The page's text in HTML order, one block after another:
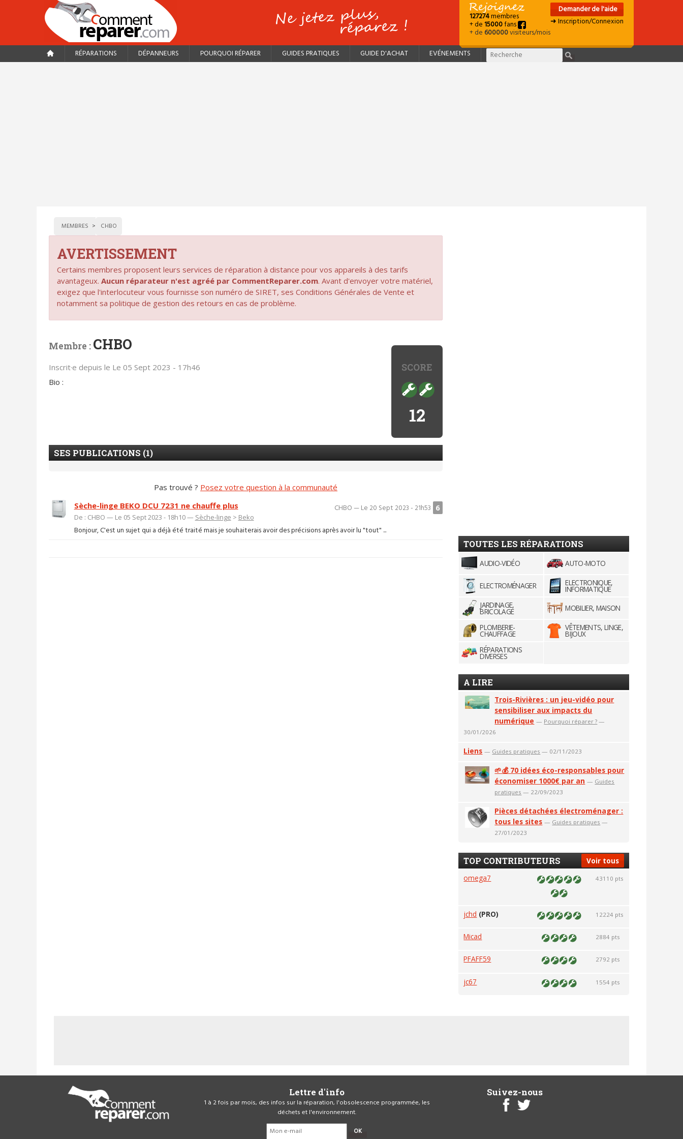
127274membres
+ de15000fans
+ de600000visiteurs/mois
Demander de l'aide
➜ Inscription/Connexion
RÉPARATIONS DÉPANNEURS POURQUOI RÉPARER GUIDES PRATIQUES GUIDE D'ACHAT EVÉNEMENTS
MEMBRES CHBO
AVERTISSEMENT
Certains membres proposent leurs services de réparation à distance pour vos appareils à des tarifs
avantageux. Aucun réparateur n'est agréé par CommentReparer.com. Avant d'envoyer votre matériel,
exigez que l'interlocuteur vous fournisse son numéro de SIRET, ses Conditions Générales de Vente et
notamment sa politique de gestion des retours en cas de problème.
SCORE
12
Membre : CHBO
Inscrit·e depuis le Le 05 Sept 2023 - 17h46
Bio :
SES PUBLICATIONS (1)
Pas trouvé ? Posez votre question à la communauté
6
CHBO — Le 20 Sept 2023 - 21h53
Sèche-linge BEKO DCU 7231 ne chauffe plus
De : CHBO — Le 05 Sept 2023 - 18h10 — Sèche-linge > Beko
Bonjour, C'est un sujet qui a déjà été traité mais je souhaiterais avoir des précisions après avoir lu "tout" ...
TOUTES LES RÉPARATIONS
AUDIO-VIDÉO AUTO-MOTO
ELECTROMÉNAGER ELECTRONIQUE,
INFORMATIQUE
JARDINAGE,
BRICOLAGE
MOBILIER, MAISON
PLOMBERIE-
CHAUFFAGE
VÊTEMENTS, LINGE,
BIJOUX
RÉPARATIONS
DIVERSES
A LIRE
Trois-Rivières : un jeu-vidéo pour
sensibiliser aux impacts du
numérique — Pourquoi réparer ? —
30/01/2026
Liens — Guides pratiques — 02/11/2023
🌱💰 70 idées éco-responsables pour
économiser 1000€ par an — Guides
pratiques — 22/09/2023
Pièces détachées électroménager :
tous les sites — Guides pratiques —
27/01/2023
Voir tous
TOP CONTRIBUTEURS
omega7 43110 pts
jchd (PRO) 12224 pts
Micad 2884 pts
PFAFF59 2792 pts
jc67 1554 pts
Lettre d'info
1 à 2 fois par mois, des infos sur la réparation, l'obsolescence programmée, les
déchets et l'environnement.
OK
Suivez-nous